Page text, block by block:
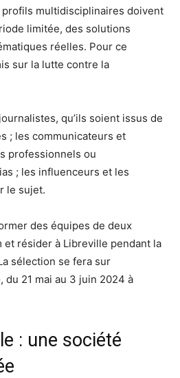
multidisciplinaires doivent
limitée, des solutions
réelles. Pour ce
sur la lutte contre la
qu’ils soient issus de
; les communicateurs et
professionnels ou
; les influenceurs et les
le sujet.
des équipes de deux
et résider à Libreville pendant la
sélection se fera sur
du 21 mai au 3 juin 2024 à
: une société